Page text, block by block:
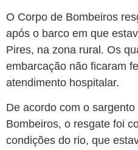
O Corpo de Bombeiros
após o barco em que
Pires, na zona rural. Os
embarcação não ficaram
atendimento hospitalar.
De acordo com o
Bombeiros, o resgate foi
condições do rio, que